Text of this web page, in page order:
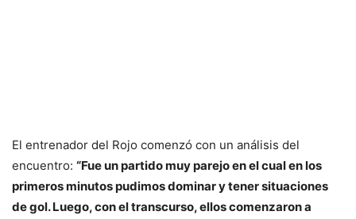
El entrenador del Rojo comenzó con un análisis del
encuentro: “Fue un partido muy parejo en el cual en los
primeros minutos pudimos dominar y tener situaciones
de gol. Luego, con el transcurso, ellos comenzaron a